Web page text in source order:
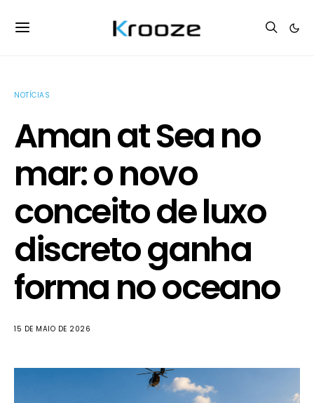
NOTÍCIAS
Aman at Sea no
mar: o novo
conceito de luxo
discreto ganha
forma no oceano
15 DE MAIO DE 2026